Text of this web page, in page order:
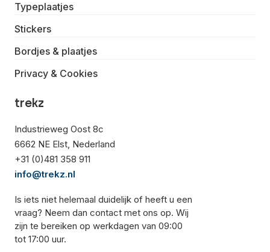
Typeplaatjes
Stickers
Bordjes & plaatjes
Privacy & Cookies
trekz
Industrieweg Oost 8c
6662 NE Elst, Nederland
+31 (0)481 358 911
info@trekz.nl
Is iets niet helemaal duidelijk of heeft u een
vraag? Neem dan contact met ons op. Wij
zijn te bereiken op werkdagen van 09:00
tot 17:00 uur.